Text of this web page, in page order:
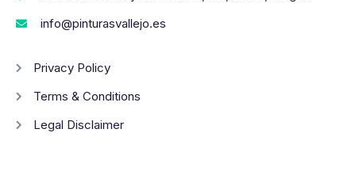
info@pinturasvallejo.es
Privacy Policy
Terms & Conditions
Legal Disclaimer